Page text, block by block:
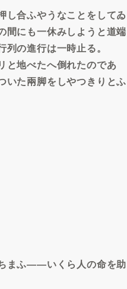
合ふやうなことをしてゐ
間にも一休みしようと道端
の進行は一時止る。
と地べたへ倒れたのであ
いた兩脚をしやつきりとふ
まふ――いくら人の命を助